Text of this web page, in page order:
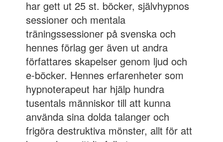
har gett ut 25 st. böcker, självhypnos
sessioner och mentala
träningssessioner på svenska och
hennes förlag ger även ut andra
författares skapelser genom ljud och
e-böcker. Hennes erfarenheter som
hypnoterapeut har hjälp hundra
tusentals människor till att kunna
använda sina dolda talanger och
frigöra destruktiva mönster, allt för att